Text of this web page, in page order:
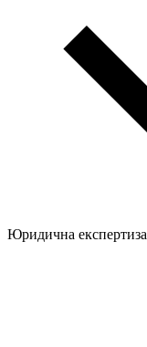
Юридична експертиза